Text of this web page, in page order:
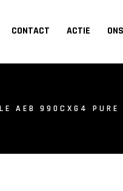
CONTACT ACTIE
AEB 990CXG4